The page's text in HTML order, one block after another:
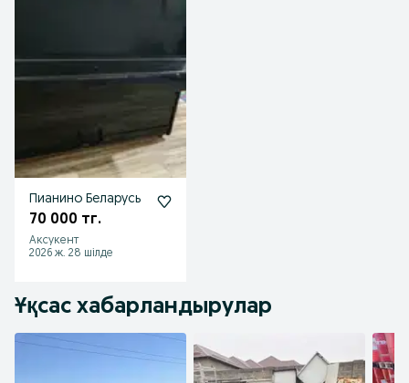
Пианино Беларусь
70 000 тг.
Аксукент
2026 ж. 28 шілде
Ұқсас хабарландырулар